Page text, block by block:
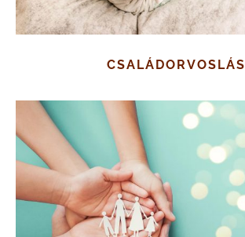
CSALÁDORVOSLÁS